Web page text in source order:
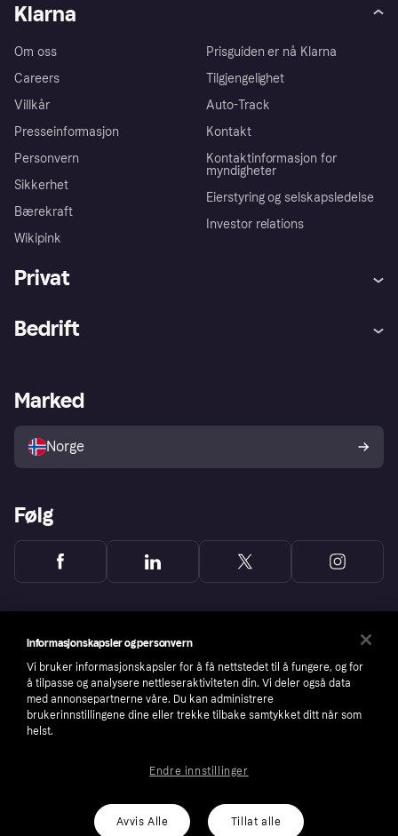
Klarna
Om oss
Careers
Villkår
Presseinformasjon
Personvern
Sikkerhet
Bærekraft
Wikipink
Prisguiden er nå Klarna
Tilgjengelighet
Auto-Track
Kontakt
Kontaktinformasjon for
myndigheter
Eierstyring og selskapsledelse
Investor relations
Privat
Utforsk butikker
Bedrift
Merchant portal
Marked
Norge
Følg
number: 556737-0431
Informasjonskapsler og personvern
Vi bruker informasjonskapsler for å få nettstedet til å fungere, og for
å tilpasse og analysere nettleseraktiviteten din. Vi deler også data
med annonsepartnerne våre. Du kan administrere
brukerinnstillingene dine eller trekke tilbake samtykket ditt når som
helst.
Avvis Alle Tillat alle
Endre innstillinger